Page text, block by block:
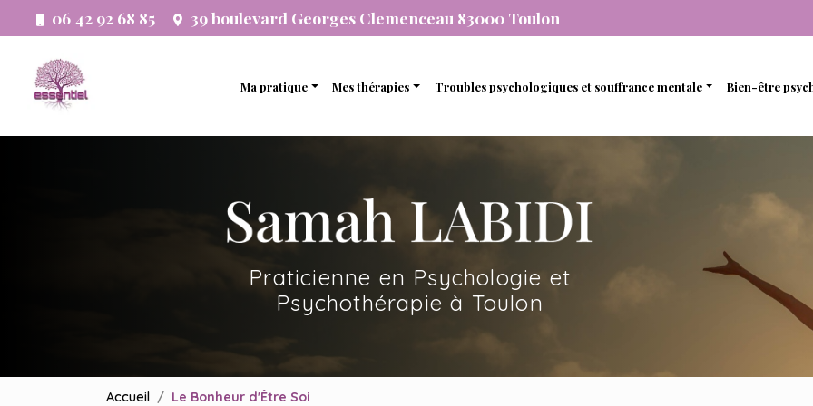
au
contenu
principal
06 42 92 68 85 39 boulevard Georges Clemenceau 83000 Toulon
Ma pratique
Développement personnel
Mes thérapies
Thérapie familiale
Thérapie en ligne avec une psychopraticienne
Troubles psychologiques et souffrance mentale
Dépendance
Bien-être
Estime de
Praticienne en Psychologie et
Psychothérapie à Toulon
Accueil Le Bonheur d'Être Soi